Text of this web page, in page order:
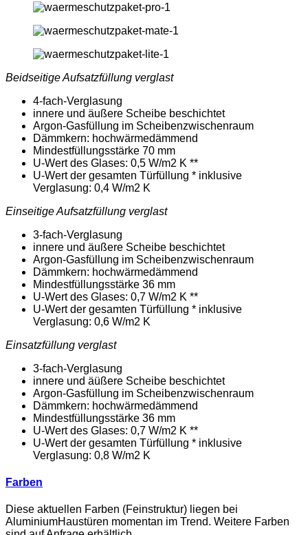
Beidseitige Aufsatzfüllung verglast
4-fach-Verglasung
innere und äußere Scheibe beschichtet
Argon-Gasfüllung im Scheibenzwischenraum
Dämmkern: hochwärmedämmend
Mindestfüllungsstärke 70 mm
U-Wert des Glases: 0,5 W/m2 K **
U-Wert der gesamten Türfüllung * inklusive
Verglasung: 0,4 W/m2 K
Einseitige Aufsatzfüllung verglast
3-fach-Verglasung
innere und äußere Scheibe beschichtet
Argon-Gasfüllung im Scheibenzwischenraum
Dämmkern: hochwärmedämmend
Mindestfüllungsstärke 36 mm
U-Wert des Glases: 0,7 W/m2 K **
U-Wert der gesamten Türfüllung * inklusive
Verglasung: 0,6 W/m2 K
Einsatzfüllung verglast
3-fach-Verglasung
innere und äüßere Scheibe beschichtet
Argon-Gasfüllung im Scheibenzwischenraum
Dämmkern: hochwärmedämmend
Mindestfüllungsstärke 36 mm
U-Wert des Glases: 0,7 W/m2 K **
U-Wert der gesamten Türfüllung * inklusive
Verglasung: 0,8 W/m2 K
Farben
Diese aktuellen Farben (Feinstruktur) liegen bei
AluminiumHaustüren momentan im Trend. Weitere Farben